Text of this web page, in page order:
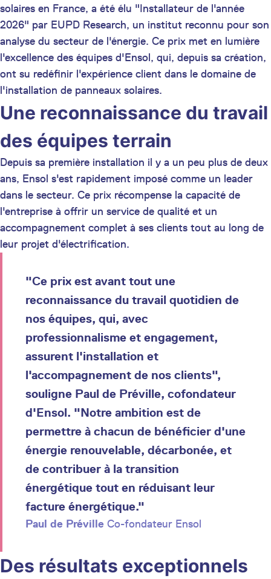
solaires en France, a été élu "Installateur de l'année
2026" par EUPD Research, un institut reconnu pour son
analyse du secteur de l'énergie. Ce prix met en lumière
l'excellence des équipes d'Ensol, qui, depuis sa création,
ont su redéfinir l'expérience client dans le domaine de
l'installation de panneaux solaires.
Une reconnaissance du travail
des équipes terrain
Depuis sa première installation il y a un peu plus de deux
ans, Ensol s'est rapidement imposé comme un leader
dans le secteur. Ce prix récompense la capacité de
l'entreprise à offrir un service de qualité et un
accompagnement complet à ses clients tout au long de
leur projet d'électrification.
"Ce prix est avant tout une
reconnaissance du travail quotidien de
nos équipes, qui, avec
professionnalisme et engagement,
assurent l'installation et
l'accompagnement de nos clients",
souligne Paul de Préville, cofondateur
d'Ensol. "Notre ambition est de
permettre à chacun de bénéficier d'une
énergie renouvelable, décarbonée, et
de contribuer à la transition
énergétique tout en réduisant leur
facture énergétique."
Paul de Préville Co-fondateur Ensol
Des résultats exceptionnels